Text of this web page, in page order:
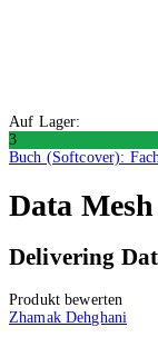
Auf Lager:
3
Buch (Softcover):
Data Mesh
Delivering
Produkt bewerten
Zhamak Dehghani